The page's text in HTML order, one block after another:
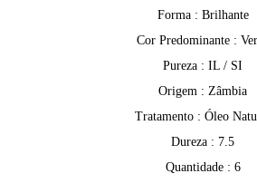
Forma : Brilhante
Cor Predominante :
Pureza : IL / SI
Origem : Zâmbia
Tratamento : Óleo
Dureza : 7.5
Quantidade : 6